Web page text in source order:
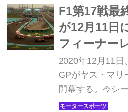
F1第17戦最
が12月11日
フィーナー
【モーター
2020年12月11日
GPがヤス・マリ
開幕する。今シ
は新型コロナウ